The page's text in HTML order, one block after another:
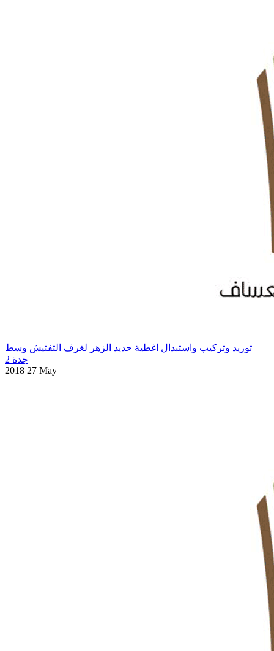
توريد وتركيب واستبدال اغطية حديد الزهر لغرف التفتيش وسط
جدة 2
2018 27 May